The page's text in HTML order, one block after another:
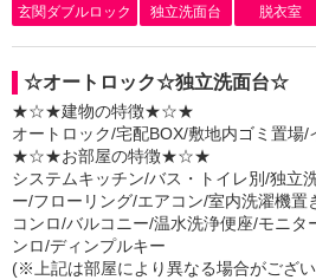
玄関ダブルロック
独立洗面台 脱衣室
☆オートロック☆独立洗面台☆
★☆★建物の特徴★☆★
オートロック/宅配BOX/敷地内ゴミ置場/
★☆★お部屋の特徴★☆★
システムキッチン/バス・トイレ別/独立
ー/フローリング/エアコン/室内洗濯機置
コンロ/バルコニー/温水洗浄便座/モニタ
ンロ/ディンプルキー
(※上記は部屋により異なる場合がござ